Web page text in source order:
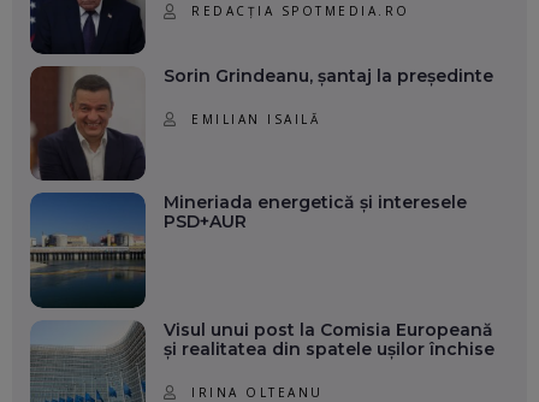
REDACȚIA SPOTMEDIA.RO
Sorin Grindeanu, șantaj la președinte
EMILIAN ISAILĂ
Mineriada energetică și interesele
PSD+AUR
Visul unui post la Comisia Europeană
și realitatea din spatele ușilor închise
IRINA OLTEANU